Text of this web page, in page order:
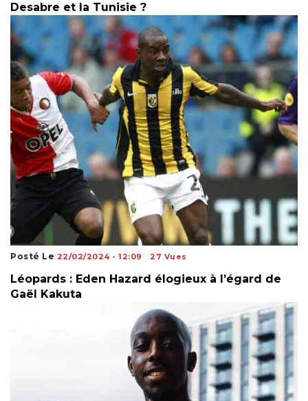
Desabre et la Tunisie ?
Posté Le 22/02/2024 - 12:09 27 Vues
Léopards : Eden Hazard élogieux à l’égard de
Gaël Kakuta